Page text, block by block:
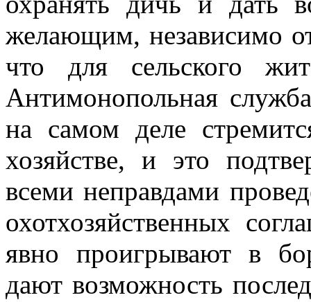
желающим, независимо
что для сельского
Антимонопольная
на самом деле
хозяйстве, и это
всеми неправдами
охотхозяйственных
явно проигрывают в
дают возможность